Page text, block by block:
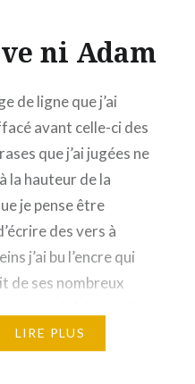
ni Adam
de ligne que j’ai
avant celle-ci des
que j’ai jugées ne
la hauteur de la
je pense être
des vers à
j’ai bu l’encre qui
de ses nombreux
rangés des mots
LIRE PLUS